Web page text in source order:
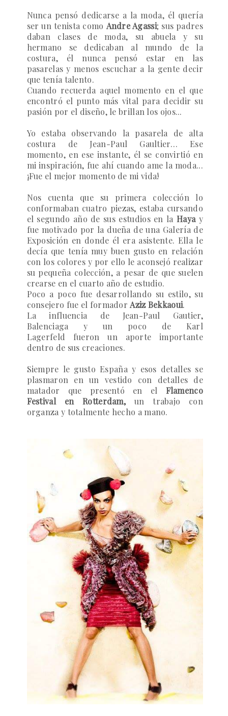
Nunca pensó dedicarse a la moda, él quería
ser un tenista como Andre Agassi; sus padres
daban clases de moda, su abuela y su
hermano se dedicaban al mundo de la
costura, él nunca pensó estar en las
pasarelas y menos escuchar a la gente decir
que tenía talento.
Cuando recuerda aquel momento en el que
encontró el punto más vital para decidir su
pasión por el diseño, le brillan los ojos...
Yo estaba observando la pasarela de alta
costura de Jean-Paul Gaultier… Ese
momento, en ese instante, él se convirtió en
mi inspiración, fue ahí cuando ame la moda...
¡Fue el mejor momento de mi vida!
Nos cuenta que su primera colección lo
conformaban cuatro piezas, estaba cursando
el segundo año de sus estudios en laHaya y
fue motivado por la dueña de una Galería de
Exposición en donde él era asistente. Ella le
decía que tenía muy buen gusto en relación
con los colores y por ello le aconsejó realizar
su pequeña colección, a pesar de que suelen
crearse en el cuarto año de estudio.
Poco a poco fue desarrollando su estilo, su
consejero fue el formadorAziz Bekkaoui.
La influencia de
Jean-Paul Gautier,
Balenciaga
y un poco de
Karl
Lagerfeld
fueron un aporte importante
dentro de sus creaciones.
Siempre le gusto España y esos detalles se
plasmaron en un vestido con detalles de
matador que presentó en el Flamenco
Festival en Rotterdam, un trabajo con
organza y totalmente hecho a mano.